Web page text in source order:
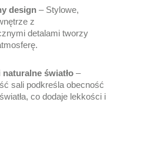
design – Stylowe,
z
detalami tworzy
naturalne światło –
sali podkreśla obecność
co dodaje lekkości i